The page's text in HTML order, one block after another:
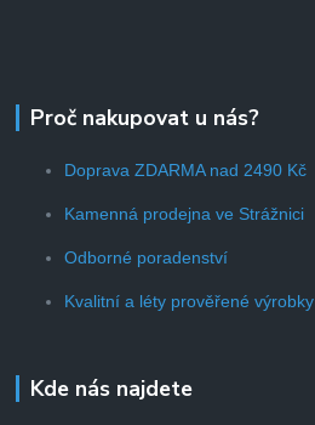
Proč nakupovat u nás?
Doprava ZDARMA nad 2490 Kč
Kamenná prodejna ve Strážnici
Odborné poradenství
Kvalitní a léty prověřené výrobky
Kde nás najdete